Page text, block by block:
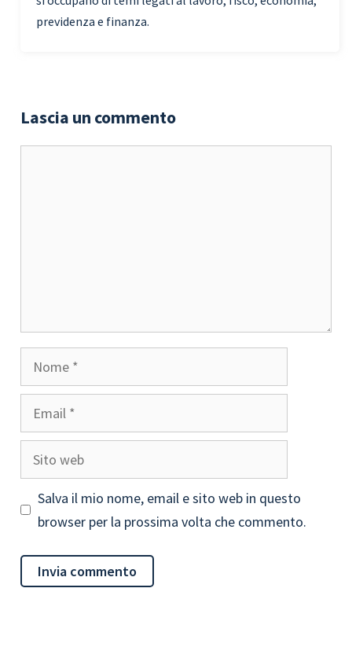
previdenza e finanza.
Lascia un commento
Nome
Email
Sito
web
Salva il mio nome, email e sito web in questo
browser per la prossima volta che commento.